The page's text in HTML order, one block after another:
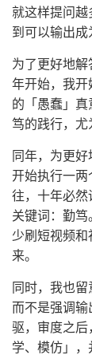
就这样提问越
到可以输出成
为了更好地解
年开始，我开
的「愚蠢」
笃的践行，尤
同年，为更好
开始执行一两
往，十年必
关键词：勤笃
少刷短视频
来。
同时，我也
而不是强调
驱，审度之后
学、模仿」